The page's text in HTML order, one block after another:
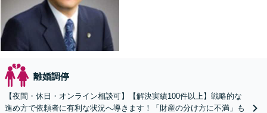
離婚調停
【夜間・休日・オンライン相談可】【解決実績100件以上】戦略的な
進め方で依頼者に有利な状況へ導きます！「財産の分け方に不満」も